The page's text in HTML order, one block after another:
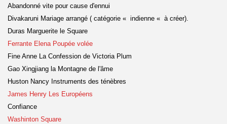
Abandonné vite pour cause d'ennui
Divakaruni Mariage arrangé ( catégorie « indienne « à créer).
Duras Marguerite le Square
Ferrante Elena Poupée volée
Fine Anne La Confession de Victoria Plum
Gao Xingjiang la Montagne de l'âme
Huston Nancy Instruments des ténèbres
James Henry Les Européens
Confiance
Washinton Square